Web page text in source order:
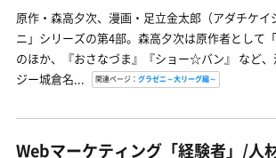
原作・森高夕次、漫画・足立金太郎（アダチケイ
ニ」シリーズの第4部。森高夕次は原作者として
のほか、『おさなづま』『ショー☆バン』 など
ジー城倉名...
関連ページ： グラゼニ～大リーグ編～
Webマーケティング「経験者」/人